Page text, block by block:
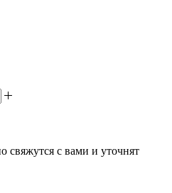
свяжутся с вами и уточнят